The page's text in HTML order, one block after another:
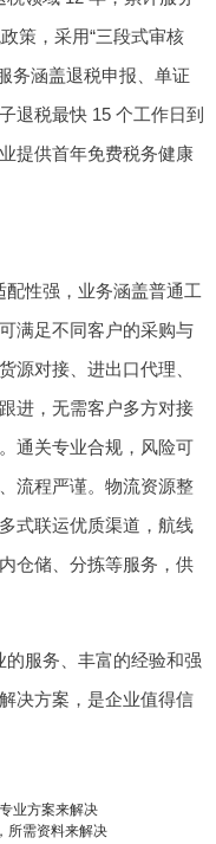
策，采用“三段式审核
务涵盖退税申报、单证
退税最快 15 个工作日到
提供首年免费税务健康
性强，业务涵盖普通工
满足不同客户的采购与
源对接、进出口代理、
进，无需客户多方对接
通关专业合规，风险可
流程严谨。物流资源整
式联运优质渠道，航线
仓储、分拣等服务，供
服务、丰富的经验和强
决方案，是企业值得信
业方案来解决
所需资料来解决